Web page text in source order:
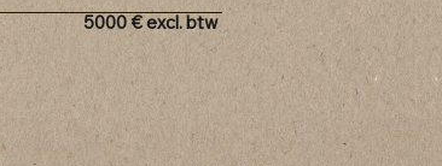
5000€excl. btw